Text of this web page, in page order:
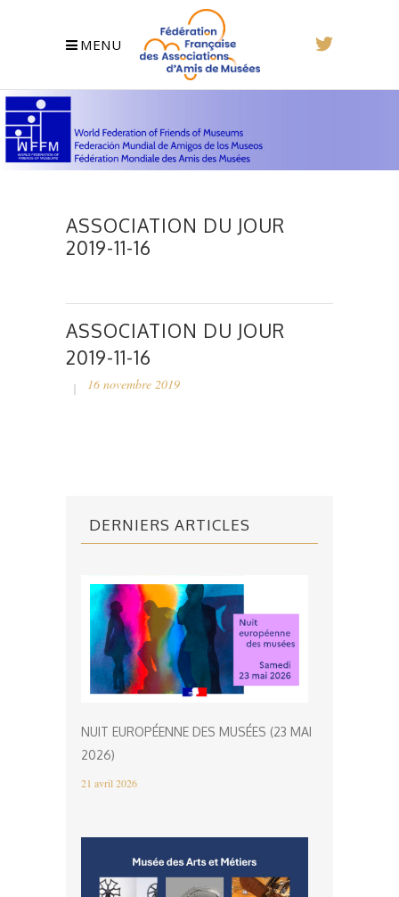
MENU
ASSOCIATION DU JOUR
2019-11-16
ASSOCIATION DU JOUR
2019-11-16
16 novembre 2019
DERNIERS ARTICLES
NUIT EUROPÉENNE DES MUSÉES (23 MAI
2026)
21 avril 2026